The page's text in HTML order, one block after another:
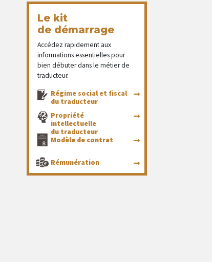
Le kit
de démarrage
Accédez rapidement aux
informations essentielles pour
bien débuter dans le métier de
traducteur.
Régime social et fiscal
du traducteur
Propriété
intellectuelle
du traducteur
Modèle de contrat
Rémunération